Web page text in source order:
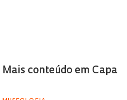
Mais conteúdo em Capa